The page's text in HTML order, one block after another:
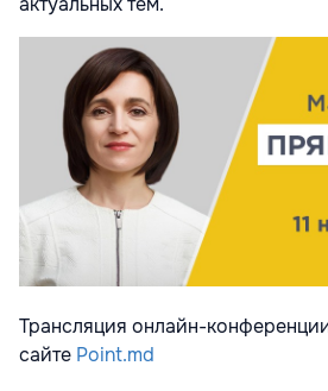
Трансляция онлайн-
сайте Point.md